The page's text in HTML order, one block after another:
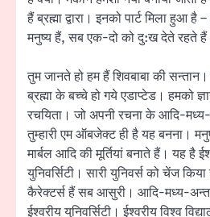
हैं ब्रह्मा द्वारा। इनको पार्ट मिला हुआ है
मनुष्य हैं, सब एक-दो को दु:ख देते रहते
तुम जानते हो हम हैं शिवबाबा की सन्तान।
ब्रह्मा के बच्चे हो गये एडाप्टेड। हमको
रचयिता। जो अपनी रचना के आदि-
तुम्हारी एम ऑबजेक्ट ही है यह बनना।
मार्बल आदि की मूर्तियां बनाते हैं। यह है
युनिवर्सिटी। सारी युनिवर्स को चेंज
कैरेक्टर्स हैं सब आसुरी। आदि-मध्य-
ईश्वरीय युनिवर्सिटी। ईश्वरीय विश्व